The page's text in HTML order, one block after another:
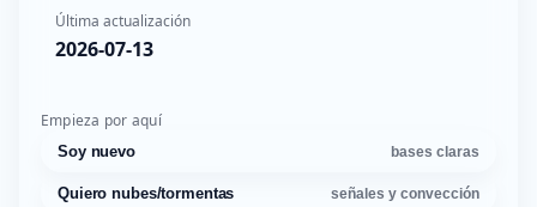
Última actualización
2026-07-13
Empieza por aquí
Soy nuevo bases claras
Quiero nubes/tormentas señales y convección